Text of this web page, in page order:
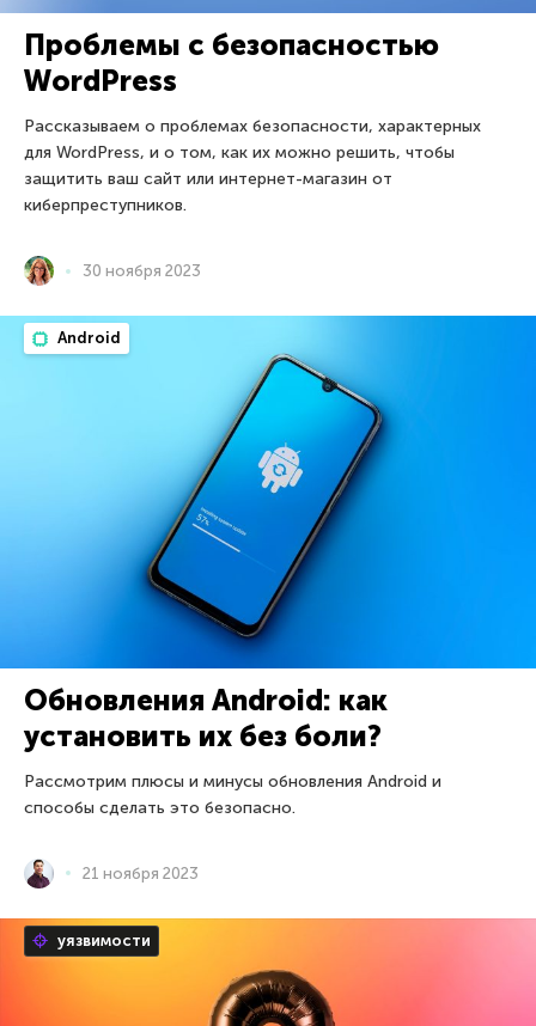
Проблемы с безопасностью
WordPress
Рассказываем о проблемах безопасности, характерных
для WordPress, и о том, как их можно решить, чтобы
защитить ваш сайт или интернет-магазин от
киберпреступников.
30 ноября 2023
Android
Обновления Android: как
установить их без боли?
Рассмотрим плюсы и минусы обновления Android и
способы сделать это безопасно.
21 ноября 2023
уязвимости